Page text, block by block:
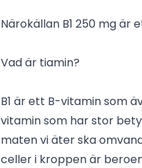
Närokällan B1 250 mg är
Vad är tiamin?
B1 är ett B-vitamin som
vitamin som har stor
maten vi äter ska
celler i kroppen är